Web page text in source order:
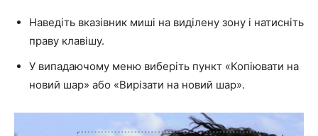
Наведіть вказівник миші на виділену зону і натисніть
праву клавішу.
У випадаючому меню виберіть пункт «Копіювати на
новий шар» або «Вирізати на новий шар».